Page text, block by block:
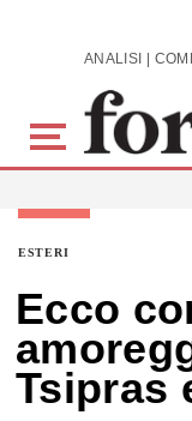
Skip to main
ESTERI
Ecco
Tsipras